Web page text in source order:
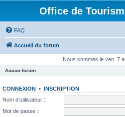
Office de
FAQ
Accueil du forum
Nous sommes le ven. 7
Aucun forum.
CONNEXION • INSCRIPTION
Nom d’utilisateur :
Mot de passe :